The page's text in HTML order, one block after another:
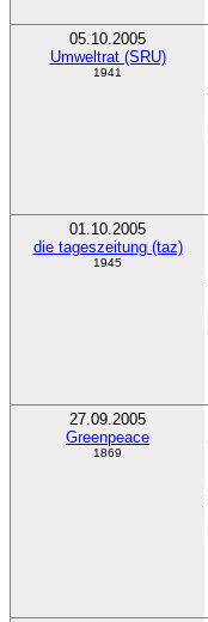
05.10.2005
Umweltrat (SRU)
1941
01.10.2005
die tageszeitung (taz)
1945
27.09.2005
Greenpeace
1869